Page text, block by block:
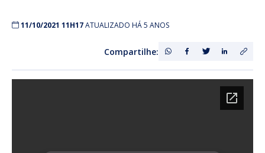
11/10/2021 11H17ATUALIZADO HÁ 5 ANOS
Compartilhe: